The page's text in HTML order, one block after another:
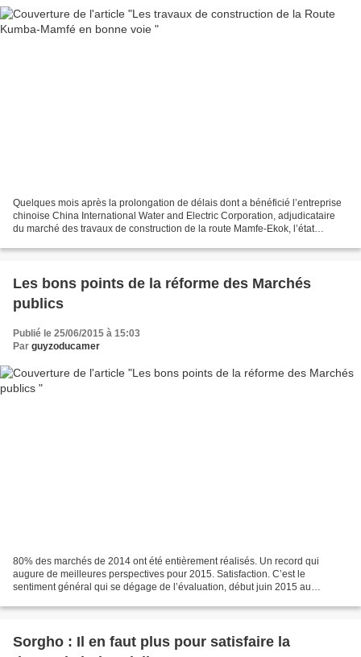
Quelques mois après la prolongation de délais dont a bénéficié l’entreprise
chinoise China International Water and Electric Corporation, adjudicataire
du marché des travaux de construction de la route Mamfe-Ekok, l’état
Les bons points de la réforme des Marchés
publics
Publié le 25/06/2015 à 15:03
Par guyzoducamer
80% des marchés de 2014 ont été entièrement réalisés. Un record qui
augure de meilleures perspectives pour 2015. Satisfaction. C’est le
sentiment général qui se dégage de l’évaluation, début juin 2015 au
Sorgho : Il en faut plus pour satisfaire la